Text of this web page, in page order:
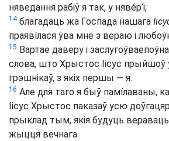
няведання рабіў я так, у няве́р’і;
14благадаць жа Госпада нашага
праявíлася ўва мне з вераю і
15 Вартае даверу і
слова, што Хрыстос Іісус прыйшоў
грэшнікаў, з якіх першы — я.
16 Але для таго я быў памíлаваны,
Іісус Хрыстос паказаў усю
прыклад тым, якія будуць
жыцця вечнага.